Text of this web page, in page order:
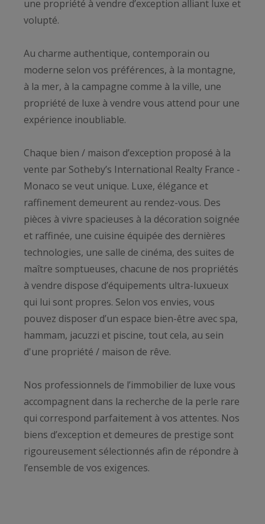
une propriété à vendre d’exception alliant luxe et
volupté.
Au charme authentique, contemporain ou
moderne selon vos préférences, à la montagne,
à la mer, à la campagne comme à la ville, une
propriété de luxe à vendre vous attend pour une
expérience inoubliable.
Chaque bien / maison d’exception proposé à la
vente par Sotheby’s International Realty France -
Monaco se veut unique. Luxe, élégance et
raffinement demeurent au rendez-vous. Des
pièces à vivre spacieuses à la décoration soignée
et raffinée, une cuisine équipée des dernières
technologies, une salle de cinéma, des suites de
maître somptueuses, chacune de nos propriétés
à vendre dispose d’équipements ultra-luxueux
qui lui sont propres. Selon vos envies, vous
pouvez disposer d’un espace bien-être avec spa,
hammam, jacuzzi et piscine, tout cela, au sein
d'une propriété / maison de rêve.
Nos professionnels de l’immobilier de luxe vous
accompagnent dans la recherche de la perle rare
qui correspond parfaitement à vos attentes. Nos
biens d’exception et demeures de prestige sont
rigoureusement sélectionnés afin de répondre à
l’ensemble de vos exigences.